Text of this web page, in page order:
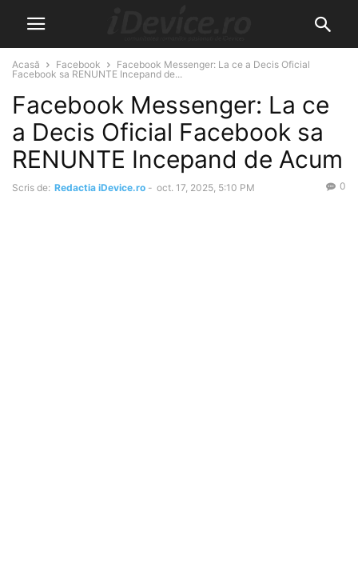
Acasă Facebook
Facebook Messenger: La ce a Decis Oficial
Facebook sa RENUNTE Incepand de...
Facebook Messenger: La ce
a Decis Oficial Facebook sa
RENUNTE Incepand de Acum
Scris de: Redactia iDevice.ro - oct. 17, 2025, 5:10 PM 0